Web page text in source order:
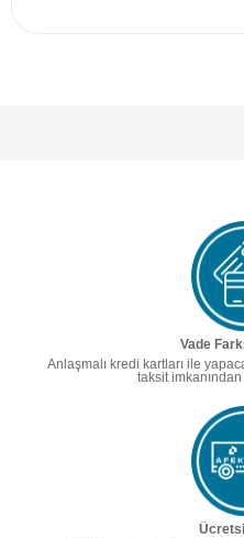
Vade
Anlaşmalı kredi kartları ile
taksit